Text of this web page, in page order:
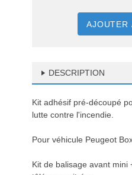
AJOUTER
DESCRIPTION
Kit adhésif pré-découpé
lutte contre l'incendie.
Pour véhicule Peugeot
Kit de balisage avant